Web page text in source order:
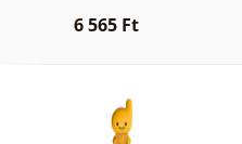
6 565 Ft